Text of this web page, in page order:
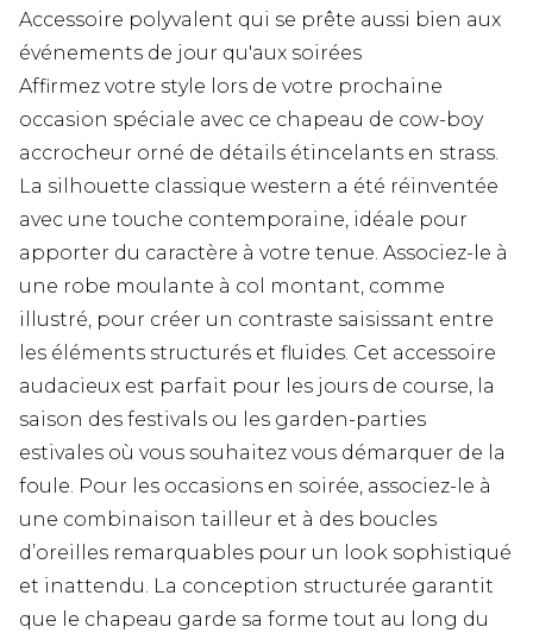
Accessoire polyvalent qui se prête aussi bien aux
événements de jour qu'aux soirées
Affirmez votre style lors de votre prochaine
occasion spéciale avec ce chapeau de cow-boy
accrocheur orné de détails étincelants en strass.
La silhouette classique western a été réinventée
avec une touche contemporaine, idéale pour
apporter du caractère à votre tenue. Associez-le à
une robe moulante à col montant, comme
illustré, pour créer un contraste saisissant entre
les éléments structurés et fluides. Cet accessoire
audacieux est parfait pour les jours de course, la
saison des festivals ou les garden-parties
estivales où vous souhaitez vous démarquer de la
foule. Pour les occasions en soirée, associez-le à
une combinaison tailleur et à des boucles
d’oreilles remarquables pour un look sophistiqué
et inattendu. La conception structurée garantit
que le chapeau garde sa forme tout au long du